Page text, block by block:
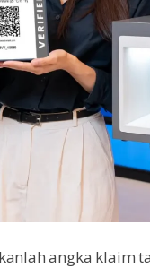
angka klaim